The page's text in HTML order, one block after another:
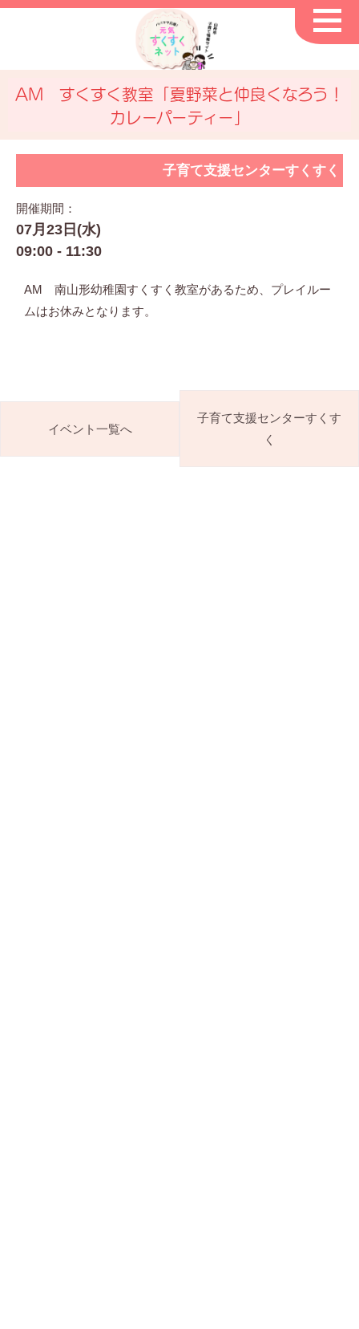
AM すくすく教室「夏野菜と仲良くなろう！
カレーパーティー」
子育て支援センターすくすく
開催期間：
07月23日(水)
09:00 - 11:30
AM 南山形幼稚園すくすく教室があるため、プレイルー
ムはお休みとなります。
イベント一覧へ
子育て支援センターすくす
く